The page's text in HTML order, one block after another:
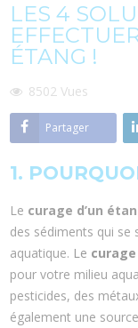
LES 4
ÉTANG !
8502Vues
Partager
1.
Le curage d’un
des sédiments qui se
aquatique. Le curage
pour votre milieu
pesticides, des
également une